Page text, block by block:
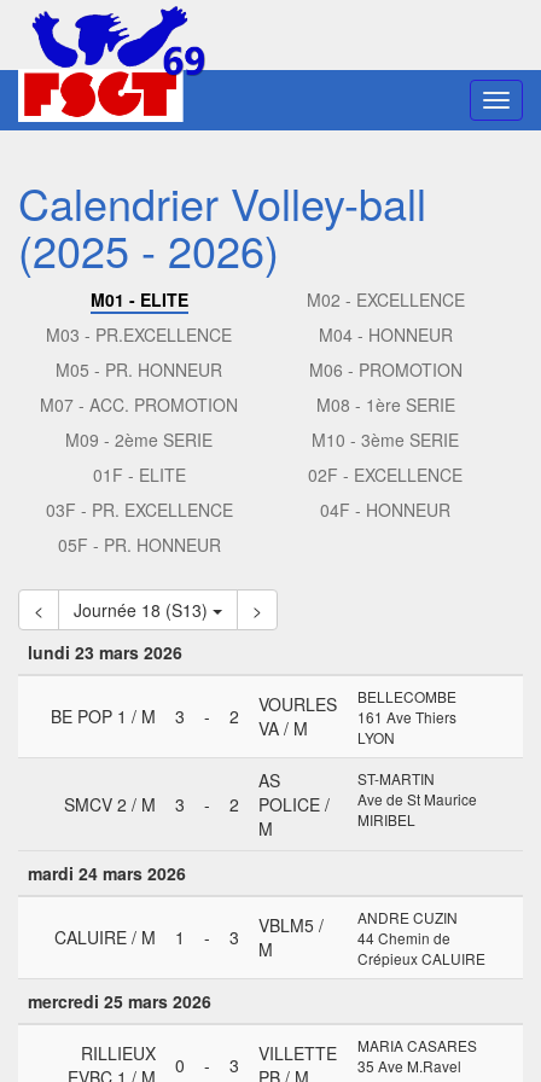
Calendrier Volley-ball
(2025 - 2026)
M01 - ELITE
M02 - EXCELLENCE
M03 - PR.EXCELLENCE
M04 - HONNEUR
M05 - PR. HONNEUR
M06 - PROMOTION
M07 - ACC. PROMOTION
M08 - 1ère SERIE
M09 - 2ème SERIE
M10 - 3ème SERIE
01F - ELITE
02F - EXCELLENCE
03F - PR. EXCELLENCE
04F - HONNEUR
05F - PR. HONNEUR
< Journée 18 (S13)
>
lundi 23 mars 2026
BE POP 1 / M 3 - 2
VOURLES
VA / M
BELLECOMBE
161 Ave Thiers
LYON
SMCV 2 / M 3 - 2
AS
POLICE /
M
ST-MARTIN
Ave de St Maurice
MIRIBEL
mardi 24 mars 2026
CALUIRE / M 1 - 3
VBLM5 /
M
ANDRE CUZIN
44 Chemin de
Crépieux CALUIRE
mercredi 25 mars 2026
RILLIEUX
EVBC 1 / M
0 - 3
VILLETTE
PB / M
MARIA CASARES
35 Ave M.Ravel